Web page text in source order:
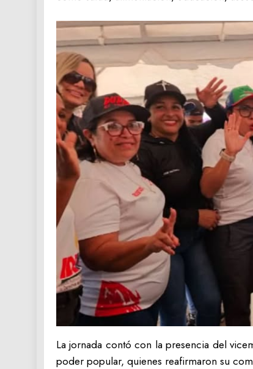
La jornada contó con la presencia del
poder popular, quienes reafirmaron su